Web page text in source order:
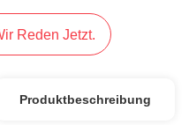
Reden Jetzt.
Produktbeschreibung